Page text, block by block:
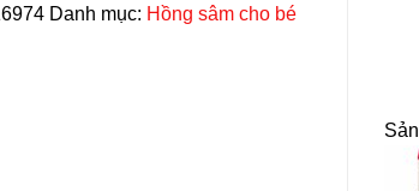
Danh mục: Hồng sâm cho bé